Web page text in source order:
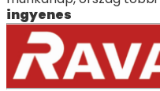
ingyenes